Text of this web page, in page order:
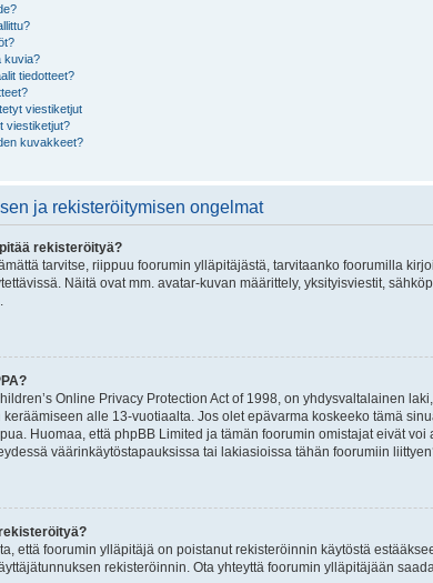
kuvia?
tiedotteet?
viestiketjut
viestiketjut?
kuvakkeet?
ja rekisteröitymisen ongelmat
rekisteröityä?
tarvitse, riippuu foorumin ylläpitäjästä, tarvitaanko foorumilla
Näitä ovat mm. avatar-kuvan määrittely, yksityisviestit,
Online Privacy Protection Act of 1998, on yhdysvaltalainen
alle 13-vuotiaalta. Jos olet epävarma koskeeko tämä
Huomaa, että phpBB Limited ja tämän foorumin omistajat eivät
väärinkäytöstapauksissa tai lakiasioissa tähän foorumiin
että foorumin ylläpitäjä on poistanut rekisteröinnin käytöstä
rekisteröinnin. Ota yhteyttä foorumin ylläpitäjään